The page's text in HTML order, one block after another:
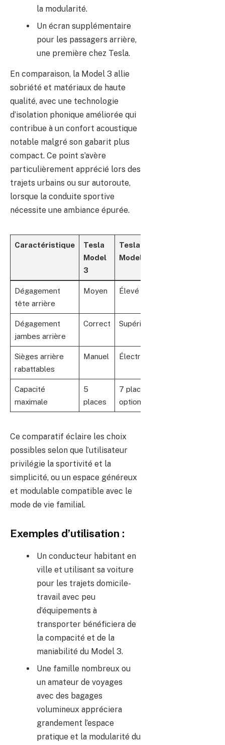
la modularité.
Un écran supplémentaire
pour les passagers arrière,
une première chez Tesla.
En comparaison, la Model 3 allie
sobriété et matériaux de haute
qualité, avec une technologie
d’isolation phonique améliorée qui
contribue à un confort acoustique
notable malgré son gabarit plus
compact. Ce point s’avère
particulièrement apprécié lors des
trajets urbains ou sur autoroute,
lorsque la conduite sportive
nécessite une ambiance épurée.
Caractéristique
Tesla
Model
3
Tesla
Model Y
Dégagement
tête arrière
Moyen Élevé
Dégagement
jambes arrière
Correct Supérieur
Sièges arrière
rabattables
Manuel Électrique
Capacité
maximale
5
places
7 places
optionnelles
Ce comparatif éclaire les choix
possibles selon que l’utilisateur
privilégie la sportivité et la
simplicité, ou un espace généreux
et modulable compatible avec le
mode de vie familial.
Exemples d’utilisation :
Un conducteur habitant en
ville et utilisant sa voiture
pour les trajets domicile-
travail avec peu
d’équipements à
transporter bénéficiera de
la compacité et de la
maniabilité du Model 3.
Une famille nombreux ou
un amateur de voyages
avec des bagages
volumineux appréciera
grandement l’espace
pratique et la modularité du